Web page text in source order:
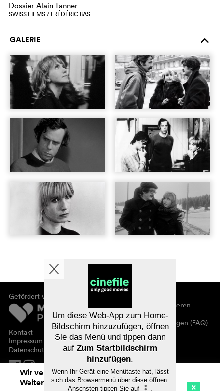
Dossier Alain Tanner
SWISS FILMS / FRÉDÉRIC BAS
GALERIE o
Gefördert von
Kontakt
Impressum
Datenschutz
Registrieren/abonnieren
Newsletter
Häufig gestellte Fragen (FAQ)
Gutscheine
Wir verwenden Cookies. Mit dem
Weitersurfen auf cinefile.ch stimmen Sie
Um diese Web-App zum Home-
Bildschirm hinzuzufügen, öffnen
Sie das Menü und tippen dann
auf Zum Startbildschirm
hinzufügen.
Wenn Ihr Gerät eine Menütaste hat, lässt
sich das Browsermenü über diese öffnen.
Ansonsten tippen Sie auf
.